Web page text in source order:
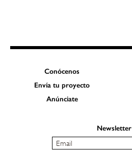
Conócenos
Envía tu proyecto
Anúnciate
Newsletter